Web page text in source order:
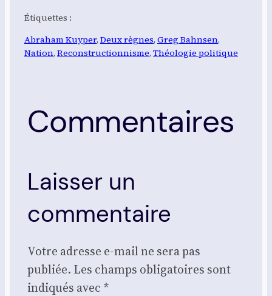
Étiquettes :
Abraham Kuyper, Deux règnes, Greg Bahnsen
Nation, Reconstructionnisme, Théologie politique
Commentaires
Laisser un
commentaire
Votre adresse e-mail ne sera pas
publiée. Les champs obligatoires sont
indiqués avec *